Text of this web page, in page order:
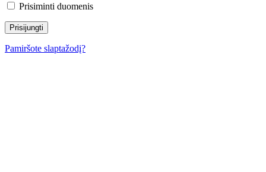
Prisiminti duomenis
Pamiršote slaptažodį?